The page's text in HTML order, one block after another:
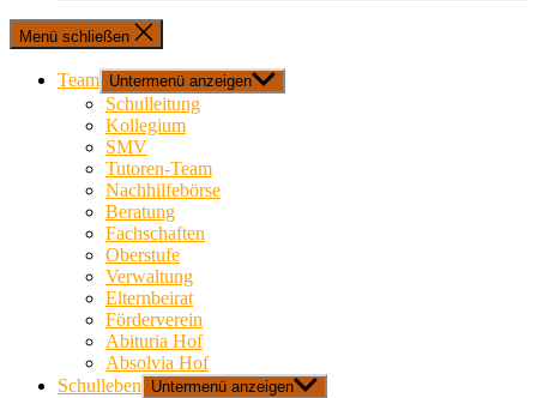
Menü schließen
Team Untermenü anzeigen
Schulleitung
Kollegium
SMV
Tutoren-Team
Nachhilfebörse
Beratung
Fachschaften
Oberstufe
Verwaltung
Elternbeirat
Förderverein
Abituria Hof
Absolvia Hof
Schulleben
Untermenü anzeigen